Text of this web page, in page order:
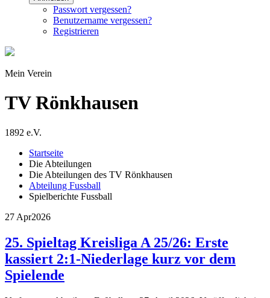
Passwort vergessen?
Benutzername vergessen?
Registrieren
Mein Verein
TV Rönkhausen
1892 e.V.
Startseite
Die Abteilungen
Die Abteilungen des TV Rönkhausen
Abteilung Fussball
Spielberichte Fussball
27 Apr2026
25. Spieltag Kreisliga A 25/26: Erste
kassiert 2:1-Niederlage kurz vor dem
Spielende